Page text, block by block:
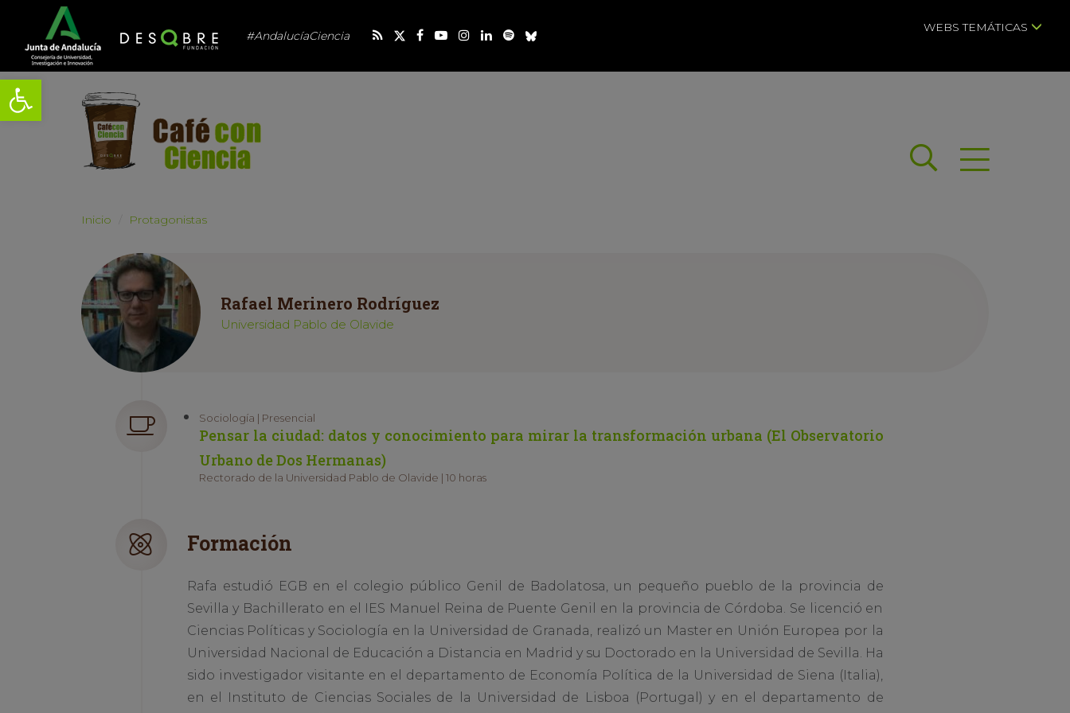
Abrir barra de herramientas
#AndalucíaCiencia
WEBS TEMÁTICAS
BuscarAbrir menú
Inicio Protagonistas
Rafael Merinero Rodríguez
Universidad Pablo de Olavide
Sociología | Presencial
Pensar la ciudad: datos y conocimiento para mirar la transformación urbana (El Observatorio
Urbano de Dos Hermanas)
Rectorado de la Universidad Pablo de Olavide | 10 horas
Formación
Rafa estudió EGB en el colegio público Genil de Badolatosa, un pequeño pueblo de la provincia de
Sevilla y Bachillerato en el IES Manuel Reina de Puente Genil en la provincia de Córdoba. Se licenció en
Ciencias Políticas y Sociología en la Universidad de Granada, realizó un Master en Unión Europea por la
Universidad Nacional de Educación a Distancia en Madrid y su Doctorado en la Universidad de Sevilla. Ha
sido investigador visitante en el departamento de Economía Política de la Universidad de Siena (Italia),
en el Instituto de Ciencias Sociales de la Universidad de Lisboa (Portugal) y en el departamento de